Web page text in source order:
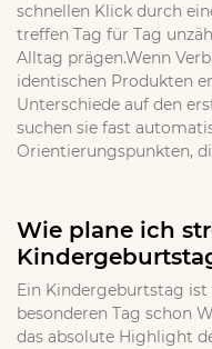
schnellen Klick durch
treffen Tag für Tag
Alltag prägen.Wenn
identischen Produkten
Unterschiede auf den
suchen sie fast
Orientierungspunkten,
Wie plane ich
Ein Kindergeburtstag ist
besonderen Tag schon
das absolute Highlight